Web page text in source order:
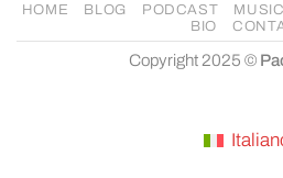
HOME BLOG PODCAST
BIO
Copyright 2025 ©